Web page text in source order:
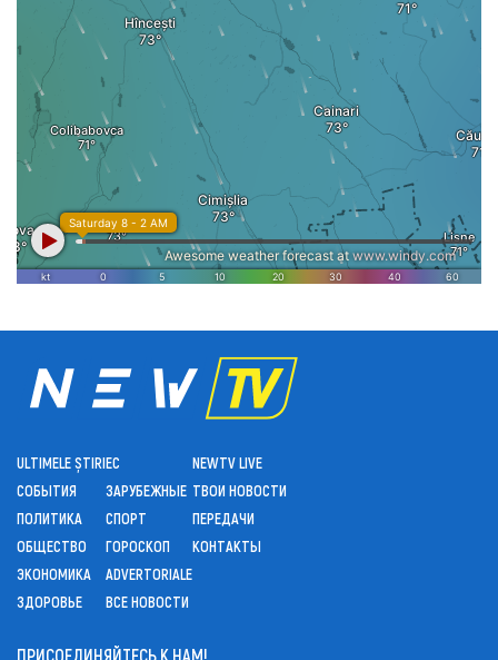
ULTIMELE ȘTIRI
СОБЫТИЯ
ПОЛИТИКА
ОБЩЕСТВО
ЭКОНОМИКА
ЗДОРОВЬЕ
ЕС
ЗАРУБЕЖНЫЕ
СПОРТ
ГОРОСКОП
ADVERTORIALE
ВСЕ НОВОСТИ
NEWTV LIVE
ТВОИ НОВОСТИ
ПЕРЕДАЧИ
КОНТАКТЫ
ПРИСОЕДИНЯЙТЕСЬ К НАМ!